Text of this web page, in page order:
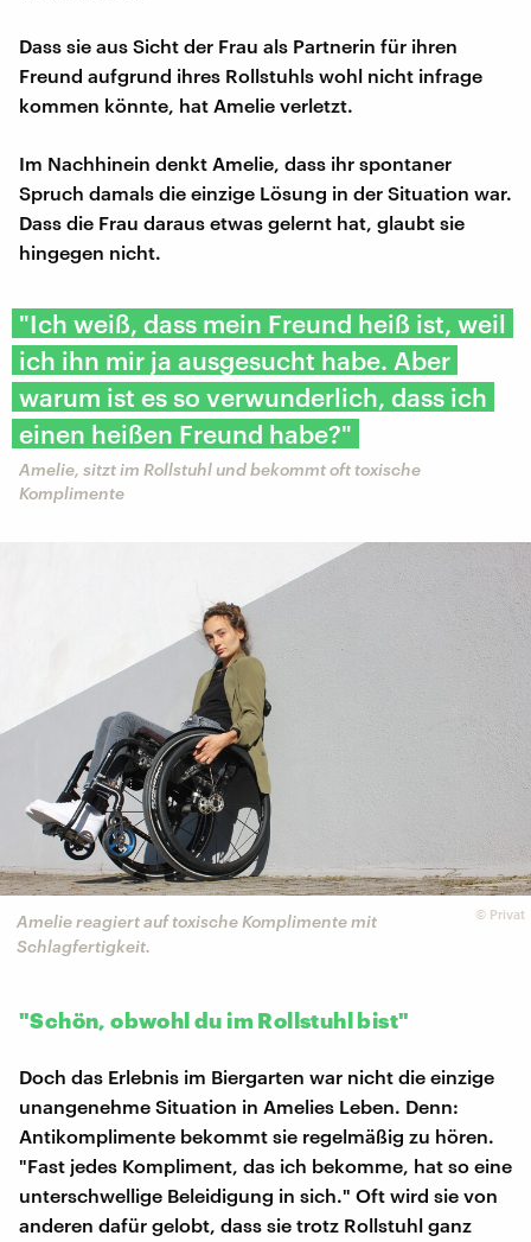
Dass sie aus Sicht der Frau als Partnerin für ihren
Freund aufgrund ihres Rollstuhls wohl nicht infrage
kommen könnte, hat Amelie verletzt.
Im Nachhinein denkt Amelie, dass ihr spontaner
Spruch damals die einzige Lösung in der Situation war.
Dass die Frau daraus etwas gelernt hat, glaubt sie
hingegen nicht.
"Ich weiß, dass mein Freund heiß ist, weil
ich ihn mir ja ausgesucht habe. Aber
warum ist es so verwunderlich, dass ich
einen heißen Freund habe?"
Amelie, sitzt im Rollstuhl und bekommt oft toxische
Komplimente
© Privat
Amelie reagiert auf toxische Komplimente mit
Schlagfertigkeit.
"Schön, obwohl du im Rollstuhl bist"
Doch das Erlebnis im Biergarten war nicht die einzige
unangenehme Situation in Amelies Leben. Denn:
Antikomplimente bekommt sie regelmäßig zu hören.
"Fast jedes Kompliment, das ich bekomme, hat so eine
unterschwellige Beleidigung in sich." Oft wird sie von
anderen dafür gelobt, dass sie trotz Rollstuhl ganz